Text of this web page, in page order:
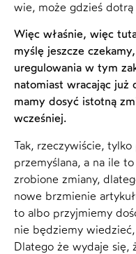
wie, może gdzieś dotrą
Więc właśnie, więc
myślę jeszcze
uregulowania w tym
natomiast wracając
mamy dosyć istotną
wcześniej.
Tak, rzeczywiście,
przemyślana, a na ile
zrobione zmiany,
nowe brzmienie
to albo przyjmiemy
nie będziemy
Dlatego że wydaje się,